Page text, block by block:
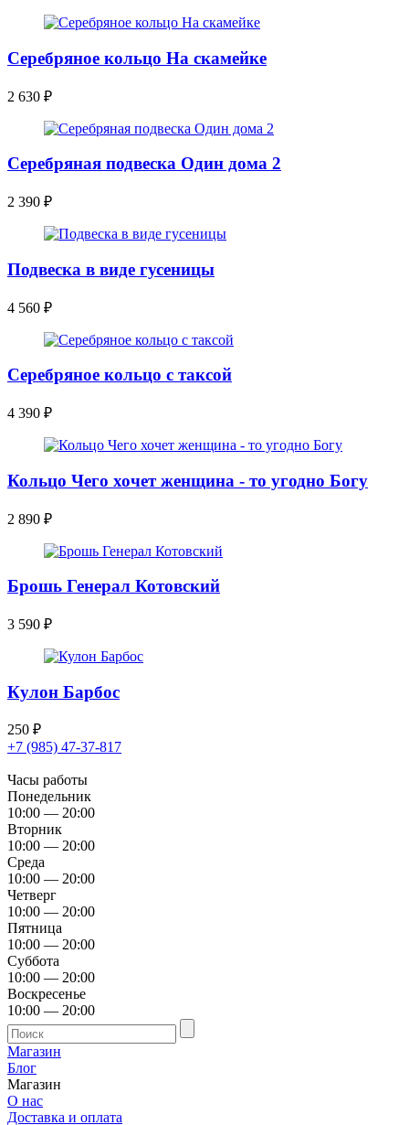
Серебряное кольцо На скамейке
2 630 ₽
Серебряная подвеска Один дома 2
2 390 ₽
Подвеска в виде гусеницы
4 560 ₽
Серебряное кольцо с таксой
4 390 ₽
Кольцо Чего хочет женщина - то угодно Богу
2 890 ₽
Брошь Генерал Котовский
3 590 ₽
Кулон Барбос
250 ₽
+7 (985) 47-37-817
Часы работы
Понедельник
10:00 — 20:00
Вторник
10:00 — 20:00
Среда
10:00 — 20:00
Четверг
10:00 — 20:00
Пятница
10:00 — 20:00
Суббота
10:00 — 20:00
Воскресенье
10:00 — 20:00
Магазин
Блог
Магазин
О нас
Доставка и оплата